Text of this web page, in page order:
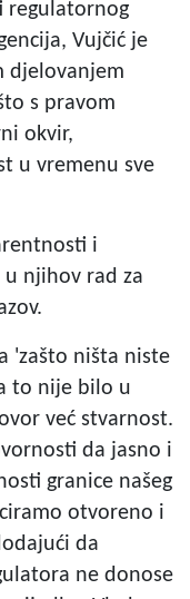
regulatornog
Vujčić je
djelovanjem
s pravom
okvir,
u vremenu sve
i
njihov rad za
'zašto ništa niste
to nije bilo u
već stvarnost.
da jasno i
granice našeg
otvoreno i
da
ne donose